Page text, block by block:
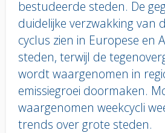
bestudeerde steden. De
duidelijke verzwakking van
cyclus zien in Europese en
steden, terwijl de
wordt waargenomen in
emissiegroei doormaken.
waargenomen weekcycli
trends over grote steden.